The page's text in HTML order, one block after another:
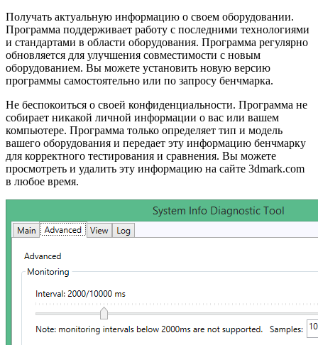
Получать актуальную информацию о своем оборудовании.
Программа поддерживает работу с последними технологиями
и стандартами в области оборудования. Программа регулярно
обновляется для улучшения совместимости с новым
оборудованием. Вы можете установить новую версию
программы самостоятельно или по запросу бенчмарка.
Не беспокоиться о своей конфиденциальности. Программа не
собирает никакой личной информации о вас или вашем
компьютере. Программа только определяет тип и модель
вашего оборудования и передает эту информацию бенчмарку
для корректного тестирования и сравнения. Вы можете
просмотреть и удалить эту информацию на сайте 3dmark.com
в любое время.